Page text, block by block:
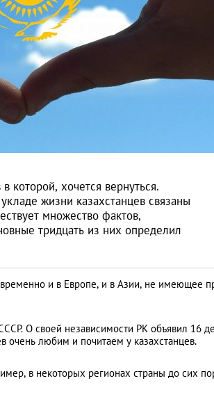
которой, хочется вернуться.
жизни казахстанцев связаны
множество фактов,
тридцать из них определил
и в Европе, и в Азии, не имеющее
О своей независимости РК объявил 16
очень любим и почитаем у казахстанцев.
в некоторых регионах страны до сих
всем
LIFESTYLE